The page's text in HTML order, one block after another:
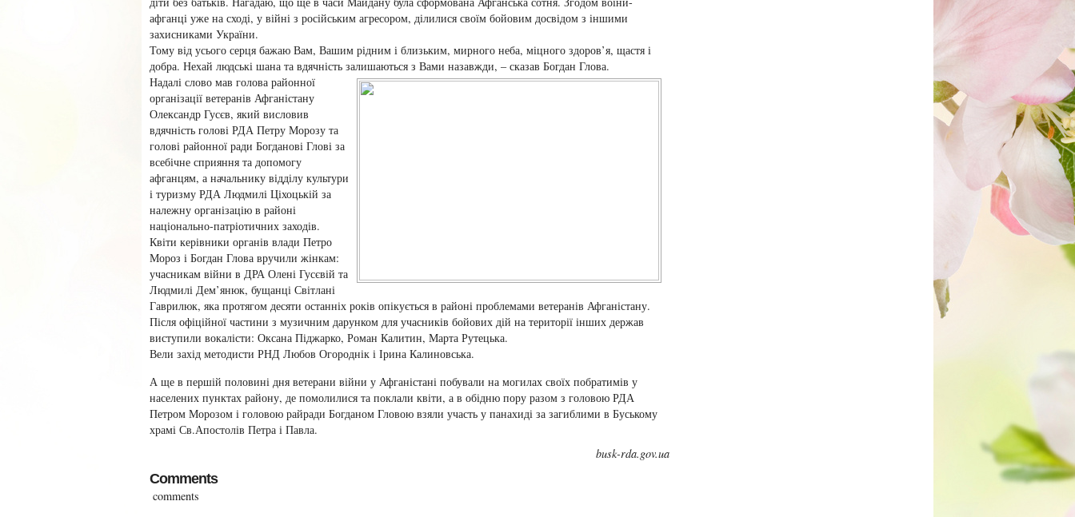
афганці уже на сході, у війні з російським агресором, ділилися своїм бойовим досвідом з іншими
захисниками України.
Тому від усього серця бажаю Вам, Вашим рідним і близьким, мирного неба, міцного здоров’я, щастя і
добра. Нехай людські шана та вдячність залишаються з Вами назавжди, – сказав Богдан Глова.
Надалі слово мав голова районної
організації ветеранів Афганістану
Олександр Гусєв, який висловив
вдячність голові РДА Петру Морозу та
голові районної ради Богданові Глові за
всебічне сприяння та допомогу
афганцям, а начальнику відділу культури
і туризму РДА Людмилі Ціхоцькій за
належну організацію в районі
національно-патріотичних заходів.
Квіти керівники органів влади Петро
Мороз і Богдан Глова вручили жінкам:
учасникам війни в ДРА Олені Гусєвій та
Людмилі Дем’янюк, бущанці Світлані
Гаврилюк, яка протягом десяти останніх років опікується в районі проблемами ветеранів Афганістану.
Після офіційної частини з музичним дарунком для учасників бойових дій на території інших держав
виступили вокалісти: Оксана Піджарко, Роман Калитин, Марта Рутецька.
Вели захід методисти РНД Любов Огороднік і Ірина Калиновська.
А ще в першій половині дня ветерани війни у Афганістані побували на могилах своїх побратимів у
населених пунктах району, де помолилися та поклали квіти, а в обідню пору разом з головою РДА
Петром Морозом і головою райради Богданом Гловою взяли участь у панахиді за загиблими в Буському
храмі Св.Апостолів Петра і Павла.
busk-rda.gov.ua
Comments
comments